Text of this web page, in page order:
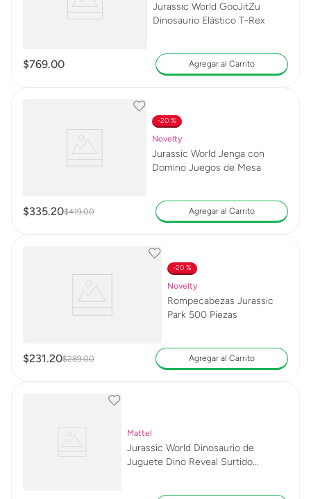
Jurassic World GooJitZu
Dinosaurio Elástico T-Rex
$769.00 Agregar al Carrito
20 %
Novelty
Jurassic World Jenga con
Domino Juegos de Mesa
$335.20$419.00 Agregar al Carrito
20 %
Novelty
Rompecabezas Jurassic
Park 500 Piezas
$231.20$289.00 Agregar al Carrito
Mattel
Jurassic World Dinosaurio de
Juguete Dino Reveal Surtido